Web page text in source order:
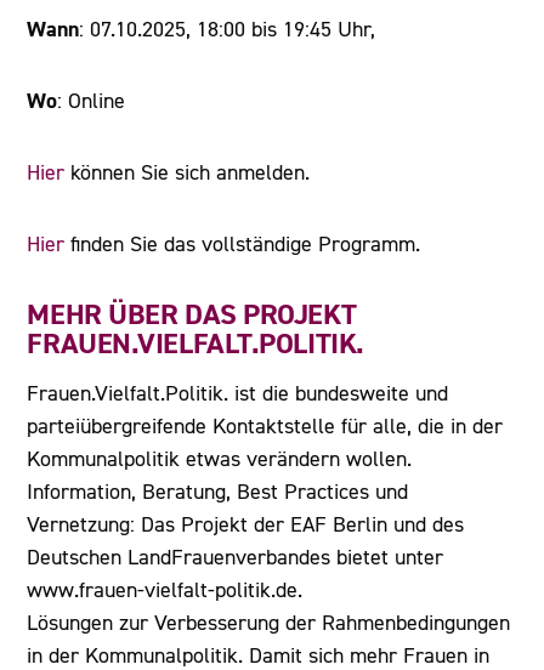
Wann: 07.10.2025, 18:00 bis 19:45 Uhr,
Wo: Online
Hier können Sie sich anmelden.
Hierfinden Sie das vollständige Programm.
MEHR ÜBER DAS PROJEKT
FRAUEN.VIELFALT.POLITIK.
Frauen.Vielfalt.Politik. ist die bundesweite und
parteiübergreifende Kontaktstelle für alle, die in der
Kommunalpolitik etwas verändern wollen.
Information, Beratung, Best Practices und
Vernetzung: Das Projekt der EAF Berlin und des
Deutschen LandFrauenverbandes bietet unter
www.frauen-vielfalt-politik.de.
Lösungen zur Verbesserung der Rahmenbedingungen
in der Kommunalpolitik. Damit sich mehr Frauen in